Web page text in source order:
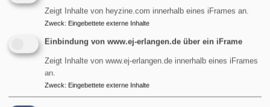
Kirchenmusik
Evangelische Kirchengemeinde St. Maria Magdalena
in Erlangen-Tennenlohe. Gottesdienste, Taufe,
Konfirmation, Hochzeit, Trauer, Kirchenmusik und
Zeigt Inhalte von heyzine.com innerhalb eines iFrames an.
Zweck: Eingebettete externe Inhalte
Einbindung von www.ej-erlangen.de über ein iFrame
Zeigt Inhalte von www.ej-erlangen.de innerhalb eines iFrames
an.
Zweck: Eingebettete externe Inhalte